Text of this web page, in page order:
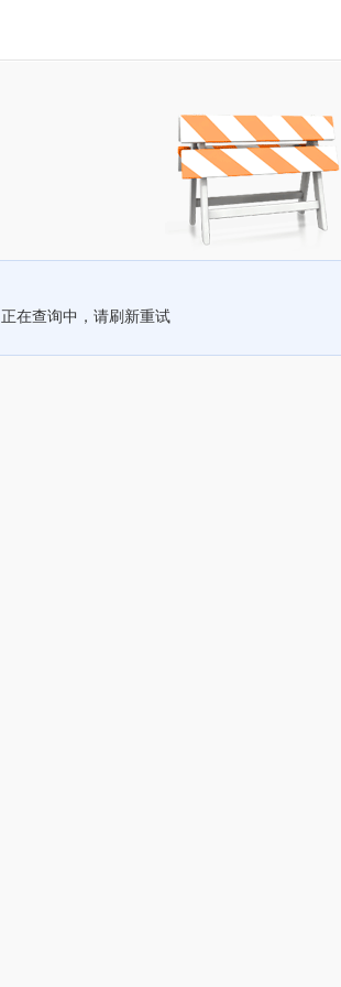
正在查询中，请刷新重试